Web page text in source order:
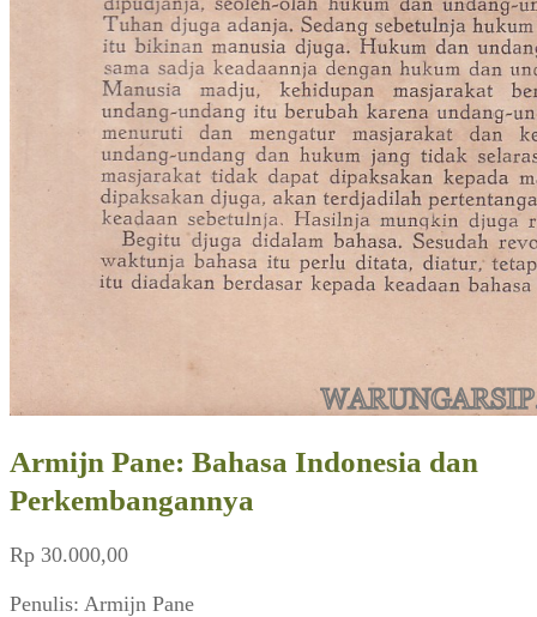
Armijn Pane: Bahasa Indonesia dan
Perkembangannya
Rp 30.000,00
Penulis: Armijn Pane